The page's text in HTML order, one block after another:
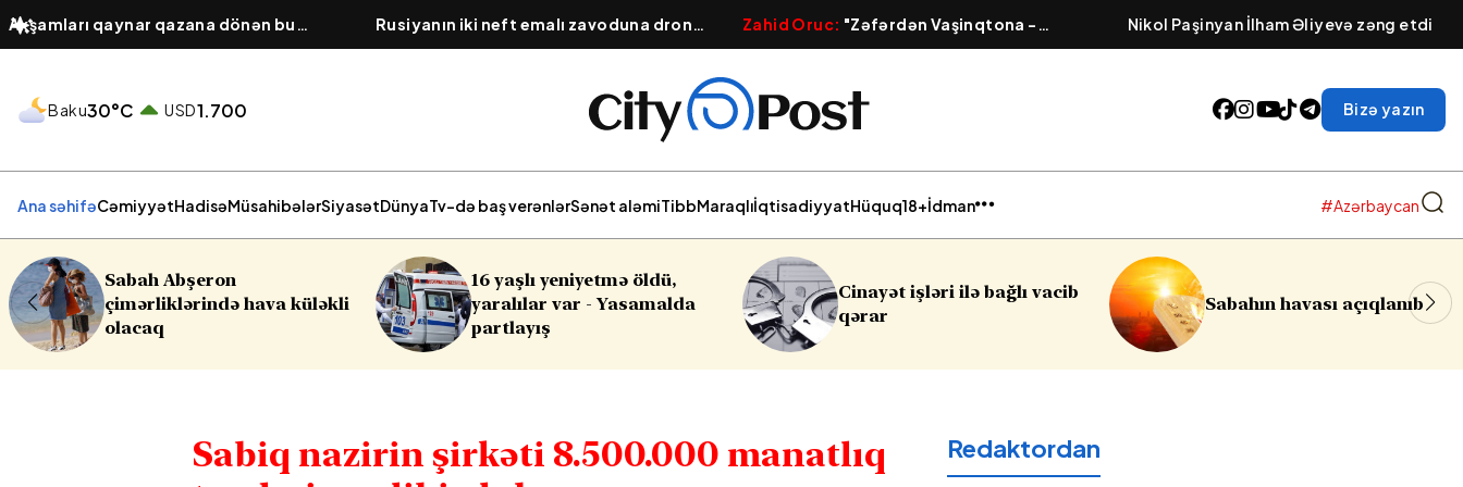
Axşamları qaynar qazana dönən bu
platforma bir zümrə qadınlarla dolu
Rusiyanın iki neft emalı zavoduna dron
hücumu olub, güclü yanğın başlayıb
Zahid Oruc: "Zəfərdən Vaşinqtona -
Qafqazın yeni geosiyasi xəritəsi cızılır”..
Nikol Paşinyan İlham Əliyevə zəng etdi
Baku30°C USD1.700 Bizə yazın
Ana səhifəCəmiyyətHadisəMüsahibələrSiyasətDünyaTv-də baş verənlərSənət aləmiTibbMaraqlıİqtisadiyyatHüquq18+İdman #Azərbaycan
16 yaşlı yeniyetmə öldü,
yaralılar var - Yasamalda
partlayış
Cinayət işləri ilə bağlı vacib
qərar
Sabahın havası açıqlanıb
Sumqayıtda azyaşlıya
soyğunçuluq edilib
Sabiq nazirin şirkəti 8.500.000 manatlıq
Redaktordan